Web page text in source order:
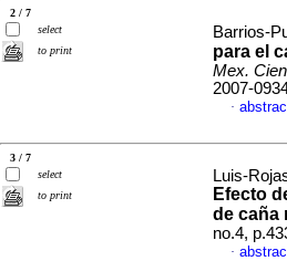
2 / 7
select
to print
Barrios-
para el
Mex.
2007-
·
3 / 7
select
to print
Luis-
Efecto
de caña
no.4,
·